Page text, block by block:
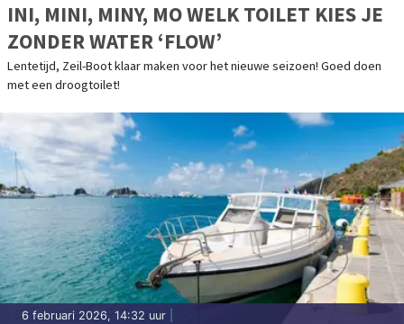
INI, MINI, MINY, MO WELK TOILET KIES JE
ZONDER WATER ‘FLOW’
Lentetijd, Zeil-Boot klaar maken voor het nieuwe seizoen! Goed doen
met een droogtoilet!
6 februari 2026, 14:32 uur